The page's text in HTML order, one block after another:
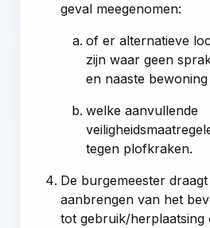
geval meegenomen:
of er alternatieve
zijn waar geen
en naaste
welke aanvullende
tegen plofkraken.
De burgemeester
aanbrengen van het
tot gebruik/herplaatsing